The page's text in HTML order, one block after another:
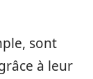
sont
à leur